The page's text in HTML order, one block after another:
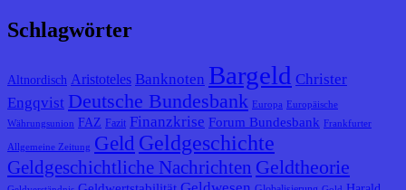
Schlagwörter
Altnordisch Aristoteles Banknoten Bargeld Christer
Engqvist Deutsche Bundesbank Europa
Europäische
Währungsunion FAZ Fazit Finanzkrise Forum Bundesbank Frankfurter
Allgemeine Zeitung Geld Geldgeschichte
Geldgeschichtliche Nachrichten Geldtheorie